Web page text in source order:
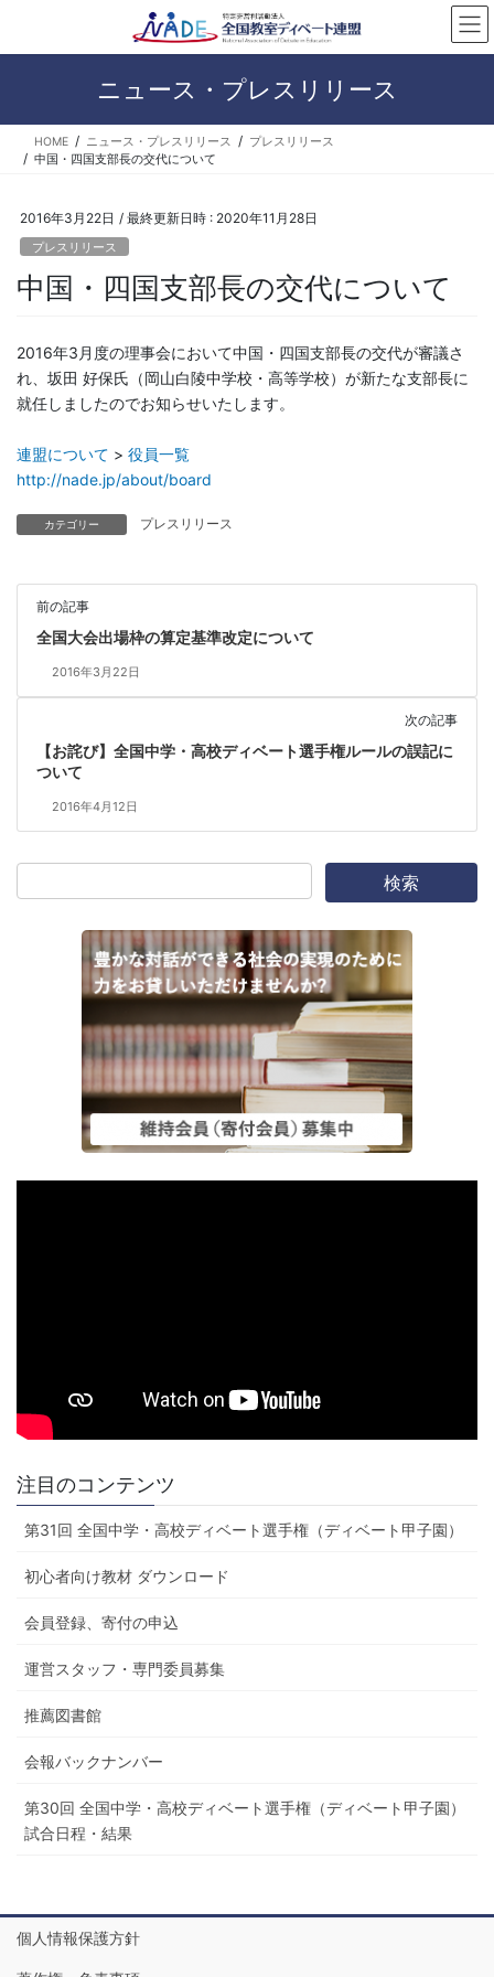
テ
へ
ゲ
ョ
ニュース・プレスリリース
HOME ニュース・プレスリリース
プレスリリース
中国・四国支部長の交代について
2016年3月22日 / 最終更新日時 : 2020年11月28日
プレスリリース
中国・四国支部長の交代について
2016年3月度の理事会において中国・四国支部長の交代が審議さ
れ、坂田 好保氏（岡山白陵中学校・高等学校）が新たな支部長に
就任しましたのでお知らせいたします。
連盟について > 役員一覧
http://nade.jp/about/board
カテゴリー プレスリリース
前の記事
全国大会出場枠の算定基準改定について
2016年3月22日
次の記事
【お詫び】全国中学・高校ディベート選手権ルールの誤記に
ついて
2016年4月12日
注目のコンテンツ
第31回 全国中学・高校ディベート選手権（ディベート甲子園）
初心者向け教材 ダウンロード
会員登録、寄付の申込
運営スタッフ・専門委員募集
推薦図書館
会報バックナンバー
第30回 全国中学・高校ディベート選手権（ディベート甲子園）
試合日程・結果
個人情報保護方針